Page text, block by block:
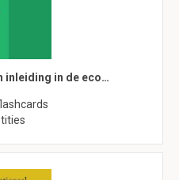
inleiding in de eco…